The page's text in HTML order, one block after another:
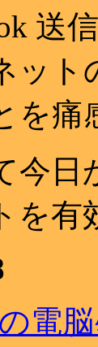
送
ット
を痛
今日
を有
電